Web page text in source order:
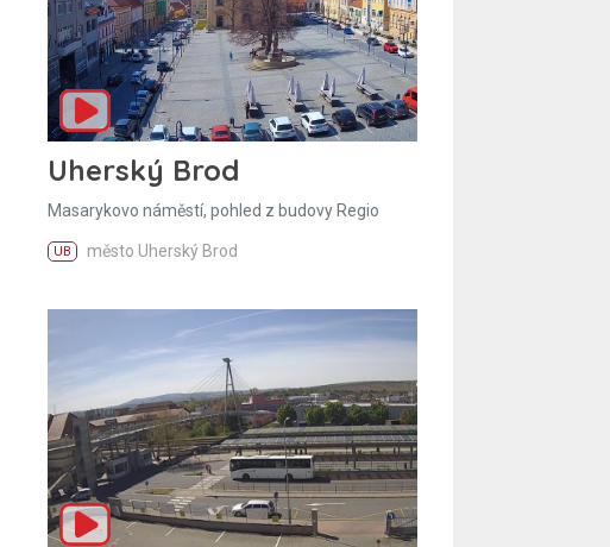
Uherský Brod
Masarykovo náměstí, pohled z budovy Regio
UB město Uherský Brod